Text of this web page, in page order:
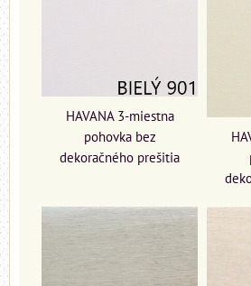
HAVANA 3-miestna
pohovka bez
dekoračného prešitia